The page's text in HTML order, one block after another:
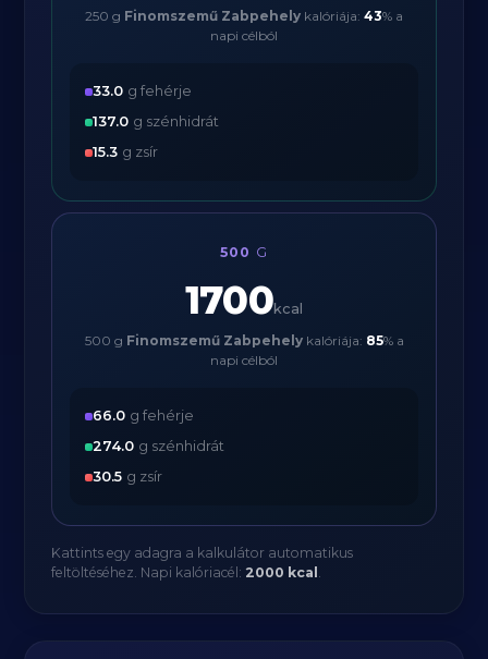
250 g Finomszemű Zabpehely kalóriája: 43% a
napi célból
33.0 g fehérje
137.0 g szénhidrát
15.3 g zsír
500 G
1700kcal
500 g Finomszemű Zabpehelykalóriája: 85% a
napi célból
66.0 g fehérje
274.0 g szénhidrát
30.5 g zsír
Kattints egy adagra a kalkulátor automatikus
feltöltéséhez. Napi kalóriacél:2000 kcal .